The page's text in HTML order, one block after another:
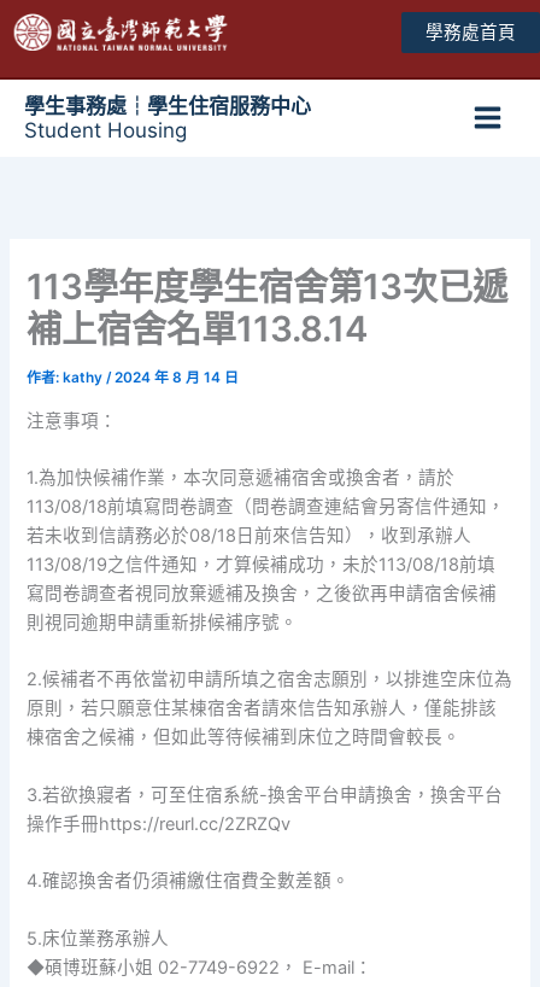
至
學務處首頁
學生事務處┆學生住宿服務中心
Student Housing
113學年度學生宿舍第13次已遞
補上宿舍名單113.8.14
作者: kathy/2024 年 8 月 14 日
注意事項：
1.為加快候補作業，本次同意遞補宿舍或換舍者，請於
113/08/18前填寫問卷調查（問卷調查連結會另寄信件通知，
若未收到信請務必於08/18日前來信告知），收到承辦人
113/08/19之信件通知，才算候補成功，未於113/08/18前填
寫問卷調查者視同放棄遞補及換舍，之後欲再申請宿舍候補
則視同逾期申請重新排候補序號。
2.候補者不再依當初申請所填之宿舍志願別，以排進空床位為
原則，若只願意住某棟宿舍者請來信告知承辦人，僅能排該
棟宿舍之候補，但如此等待候補到床位之時間會較長。
3.若欲換寢者，可至住宿系統-換舍平台申請換舍，換舍平台
操作手冊https://reurl.cc/2ZRZQv
4.確認換舍者仍須補繳住宿費全數差額。
5.床位業務承辦人
◆碩博班蘇小姐 02-7749-6922， E-mail：